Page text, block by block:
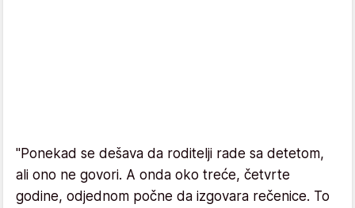
"Ponekad se dešava da roditelji rade sa detetom,
ali ono ne govori. A onda oko treće, četvrte
godine, odjednom počne da izgovara rečenice. To